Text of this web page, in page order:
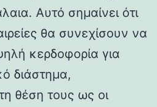
Αυτό σημαίνει ότι
θα συνεχίσουν να
κερδοφορία για
διάστημα,
θέση τους ως οι